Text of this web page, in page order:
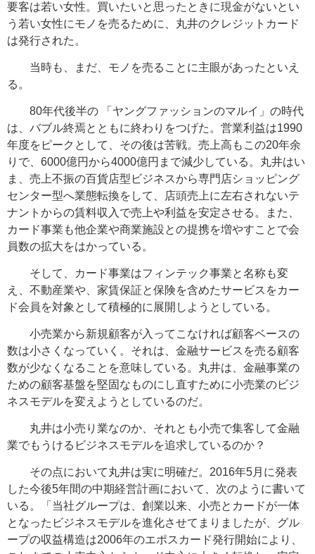
要客は若い女性。買いたいと思ったときに現金がないとい
う若い女性にモノを売るために、丸井のクレジットカード
は発行された。
当時も、まだ、モノを売ることに主眼があったといえ
る。
80年代後半の 「ヤングファッションのマルイ」の時代
は、バブル終焉とともに終わりをつげた。営業利益は1990
年度をピークとして、その後は苦戦。売上高もこの20年余
りで、6000億円から4000億円まで減少している。丸井はい
ま、売上不振の百貨店型ビジネスから専門店ショッピング
センター型へ業態転換をして、店頭売上に左右されないテ
ナントからの賃料収入で売上や利益を安定させる。また、
カード事業も他企業や商業施設との提携を増やすことで会
員数の拡大をはかっている。
そして、カード事業はフィンテック事業と名称も変
え、不動産業や、家賃保証と保険を含めたサービスをカー
ド会員を対象として積極的に展開しようとしている。
小売業から新規顧客が入ってこなければ顧客ベースの
数は小さくなっていく。それは、金融サービスを売る顧客
数が少なくなることを意味している。丸井は、金融事業の
ための顧客基盤を堅固なものにし直すために小売業のビジ
ネスモデルを変えようとしているのだ。
丸井は小売り業なのか、それとも小売で集客して金融
業でもうけるビジネスモデルを追求しているのか？
その点において丸井は実に明確だ。2016年5月に発表
した今後5年間の中期経営計画において、次のように書いて
いる。「当社グループは、創業以来、小売とカードが一体
となったビジネスモデルを進化させてまりましたが、グル
ープの収益構造は2006年のエポスカード発行開始により、